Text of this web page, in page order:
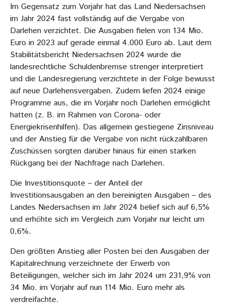
Im Gegensatz zum Vorjahr hat das Land Niedersachsen
im Jahr 2024 fast vollständig auf die Vergabe von
Darlehen verzichtet. Die Ausgaben fielen von 134 Mio.
Euro in 2023 auf gerade einmal 4.000 Euro ab. Laut dem
Stabilitätsbericht Niedersachsen 2024 wurde die
landesrechtliche Schuldenbremse strenger interpretiert
und die Landesregierung verzichtete in der Folge bewusst
auf neue Darlehensvergaben. Zudem liefen 2024 einige
Programme aus, die im Vorjahr noch Darlehen ermöglicht
hatten (z. B. im Rahmen von Corona- oder
Energiekrisenhilfen). Das allgemein gestiegene Zinsniveau
und der Anstieg für die Vergabe von nicht rückzahlbaren
Zuschüssen sorgten darüber hinaus für einen starken
Rückgang bei der Nachfrage nach Darlehen.
Die Investitionsquote – der Anteil der
Investitionsausgaben an den bereinigten Ausgaben – des
Landes Niedersachsen im Jahr 2024 belief sich auf 6,5%
und erhöhte sich im Vergleich zum Vorjahr nur leicht um
0,6%.
Den größten Anstieg aller Posten bei den Ausgaben der
Kapitalrechnung verzeichnete der Erwerb von
Beteiligungen, welcher sich im Jahr 2024 um 231,9% von
34 Mio. im Vorjahr auf nun 114 Mio. Euro mehr als
verdreifachte.